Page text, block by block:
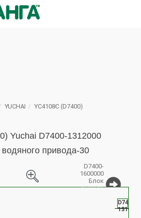
YUCHAI
YC4108C (D7400)
Yuchai D7400-1312000
привода-30
D7400-
1600000
Блок
выхода
D7400-
1312003